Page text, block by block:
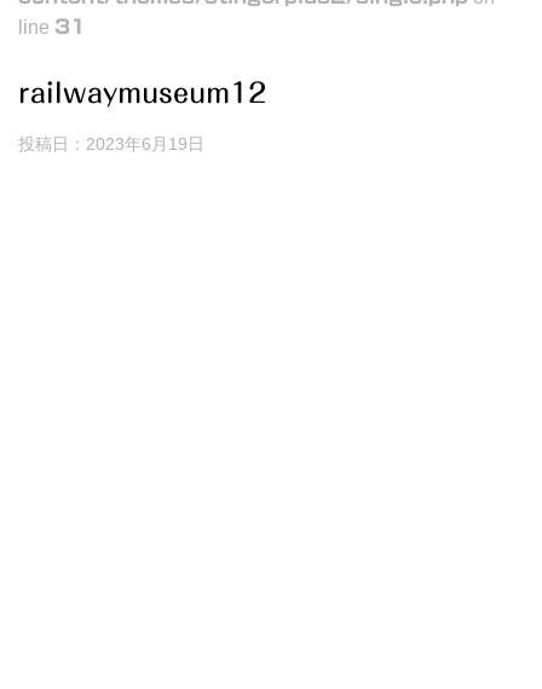
line 31
railwaymuseum12
投稿日： 2023年6月19日